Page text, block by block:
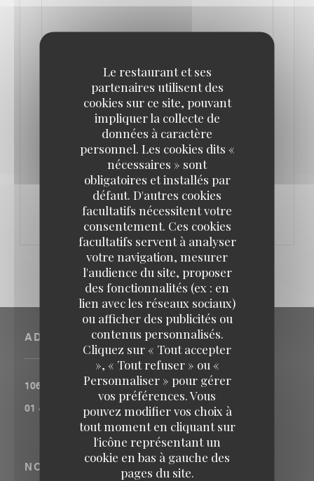
Le restaurant et ses
partenaires utilisent des
cookies sur ce site, pouvant
impliquer la collecte de
données à caractère
personnel. Les cookies dits «
nécessaires » sont
obligatoires et installés par
défaut. D'autres cookies
facultatifs nécessitent votre
consentement. Ces cookies
facultatifs servent à analyser
votre navigation, mesurer
l'audience du site, proposer
des fonctionnalités (ex : en
lien avec les réseaux sociaux)
ou afficher des publicités ou
contenus personnalisés.
Cliquez sur « Tout accepter
», « Tout refuser » ou «
Personnaliser » pour gérer
vos préférences. Vous
pouvez modifier vos choix à
tout moment en cliquant sur
l'icône représentant un
cookie en bas à gauche des
pages du site.
LE 24/02/2021 DE 17H00 À 23H00
PRIVATISATIONS DE L'AUBERGE
Pour vos futurs évènements...
Contactez nous par téléphone ou par mail !
ADRESSE
106 RUE DE LA FOLIE MERICOURT 75011 PARIS
01 43 57 33 78
NOUS SUIVRE